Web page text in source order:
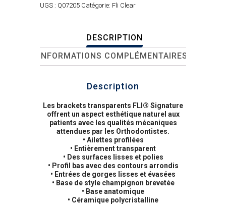
UGS : Q07205 Catégorie: Fli Clear
DESCRIPTION
INFORMATIONS COMPLÉMENTAIRES
Description
Les brackets transparents FLI® Signature
offrent un aspect esthétique naturel aux
patients avec les qualités mécaniques
attendues par les Orthodontistes.
• Ailettes profilées
• Entièrement transparent
• Des surfaces lisses et polies
• Profil bas avec des contours arrondis
• Entrées de gorges lisses et évasées
• Base de style champignon brevetée
• Base anatomique
• Céramique polycristalline